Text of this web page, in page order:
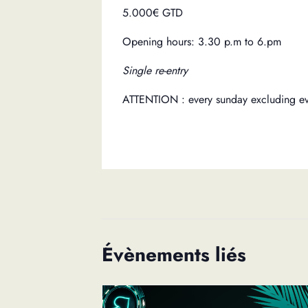
5.000€ GTD
Opening hours: 3.30 p.m to 6.pm
Single re-entry
ATTENTION : every sunday excluding
Évènements liés